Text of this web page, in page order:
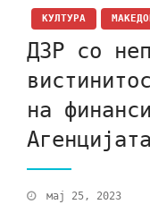
КУЛТУРА
ДЗР со
на
мај 25, 2023